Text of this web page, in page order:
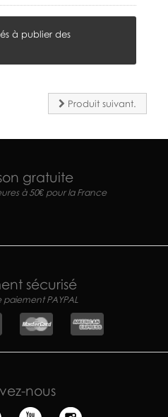
à publier des
Produit suivant.
gratuite
à 50€ pour la France
sécurisé
PAYPAL
nous